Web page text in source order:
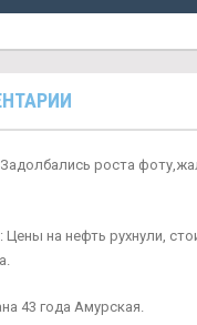
роста
Цены на нефть рухнули,
43 года Амурская.